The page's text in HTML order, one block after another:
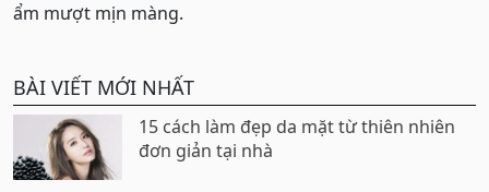
ẩm mượt mịn màng.
BÀI VIẾT MỚI NHẤT
15 cách làm đẹp da mặt từ thiên nhiên
đơn giản tại nhà